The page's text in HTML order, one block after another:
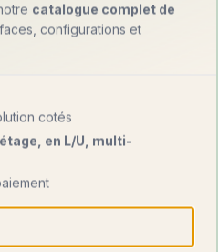
Maison
jours 1 à 3 jours
(dès 400
catalogue complet de
configurations et
cotés
en L/U, multi-